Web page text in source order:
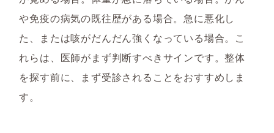
や免疫の病気の既往歴がある場合。急に悪化し
た、または咳がだんだん強くなっている場合。こ
れらは、医師がまず判断すべきサインです。整体
を探す前に、まず受診されることをおすすめしま
す。